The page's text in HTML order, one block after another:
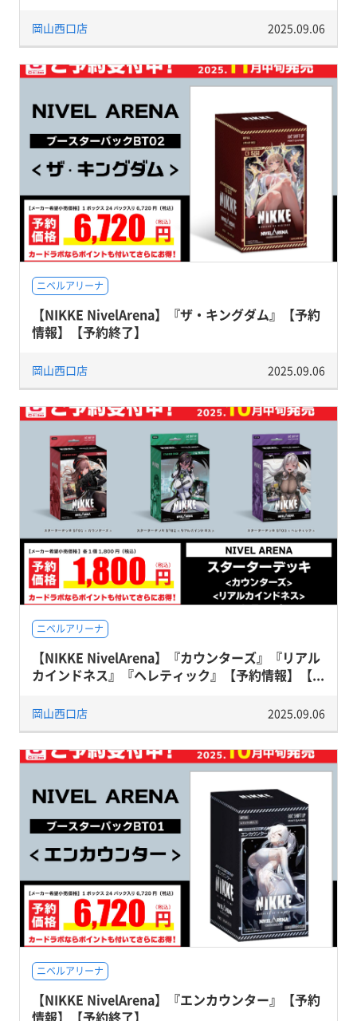
岡山西口店 2025.09.06
ニベルアリーナ
【NIKKE NivelArena】『ザ・キングダム』【予約
情報】【予約終了】
岡山西口店 2025.09.06
ニベルアリーナ
【NIKKE NivelArena】『カウンターズ』『リアル
カインドネス』『ヘレティック』【予約情報】【...
岡山西口店 2025.09.06
ニベルアリーナ
【NIKKE NivelArena】『エンカウンター』【予約
情報】【予約終了】